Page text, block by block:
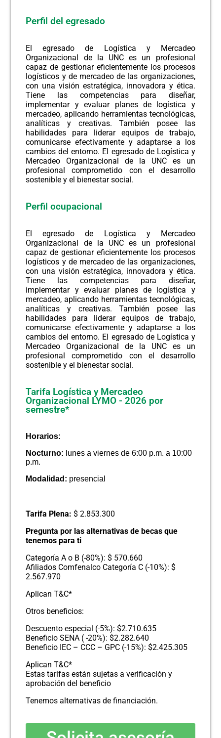
Perfil del egresado
El egresado de Logística y Mercadeo
Organizacional de la UNC es un profesional
capaz de gestionar eficientemente los procesos
logísticos y de mercadeo de las organizaciones,
con una visión estratégica, innovadora y ética.
Tiene las competencias para diseñar,
implementar y evaluar planes de logística y
mercadeo, aplicando herramientas tecnológicas,
analíticas y creativas. También posee las
habilidades para liderar equipos de trabajo,
comunicarse efectivamente y adaptarse a los
cambios del entorno. El egresado de Logística y
Mercadeo Organizacional de la UNC es un
profesional comprometido con el desarrollo
sostenible y el bienestar social.
Perfil ocupacional
El egresado de Logística y Mercadeo
Organizacional de la UNC es un profesional
capaz de gestionar eficientemente los procesos
logísticos y de mercadeo de las organizaciones,
con una visión estratégica, innovadora y ética.
Tiene las competencias para diseñar,
implementar y evaluar planes de logística y
mercadeo, aplicando herramientas tecnológicas,
analíticas y creativas. También posee las
habilidades para liderar equipos de trabajo,
comunicarse efectivamente y adaptarse a los
cambios del entorno. El egresado de Logística y
Mercadeo Organizacional de la UNC es un
profesional comprometido con el desarrollo
sostenible y el bienestar social.
Tarifa Logística y Mercadeo
Organizacional LYMO - 2026 por
semestre*
Horarios:
Nocturno: lunes a viernes de 6:00 p.m. a 10:00
p.m.
Modalidad: presencial
Tarifa Plena: $ 2.853.300
Pregunta por las alternativas de becas que
tenemos para ti
Categoría A o B (-80%): $ 570.660
Afiliados Comfenalco Categoría C (-10%): $
2.567.970
Aplican T&C*
Otros beneficios:
Descuento especial (-5%): $2.710.635
Beneficio SENA ( -20%): $2.282.640
Beneficio IEC – CCC – GPC (-15%): $2.425.305
Aplican T&C*
Estas tarifas están sujetas a verificación y
aprobación del beneficio
Tenemos alternativas de financiación.